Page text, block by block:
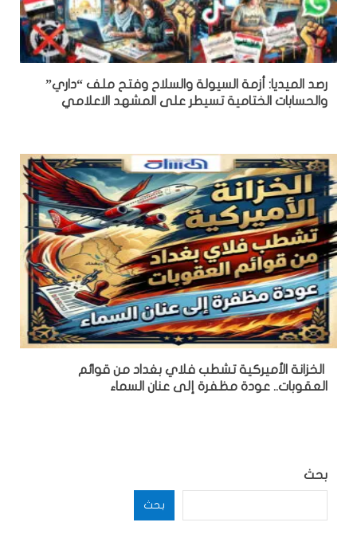
رصد الميديا: أزمة السيولة والسلاح وفتح ملف “داري”
والحسابات الختامية تسيطر على المشهد الاعلامي
الخزانة الأميركية تشطب فلاي بغداد من قوائم
العقوبات.. عودة مظفرة إلى عنان السماء
بحث
بحث